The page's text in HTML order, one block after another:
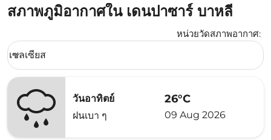
สภาพภูมิอากาศใน เดนปาซาร์ บาหลี
หน่วยวัดสภาพอากาศ:
Weather unit option เซลเซียส Selected
เซลเซียส
keyboard_arrow_down
วันอาทิตย์
ฝนเบา ๆ
26°C
09 Aug 2026